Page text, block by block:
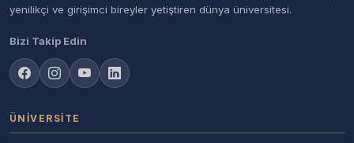
yenilikçi ve girişimci bireyler yetiştiren dünya üniversitesi.
Bizi Takip Edin
ÜNIVERSITE